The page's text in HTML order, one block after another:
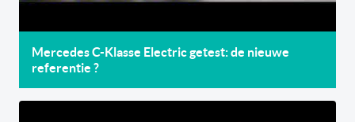
Mercedes C-Klasse Electric getest: de nieuwe
referentie ?